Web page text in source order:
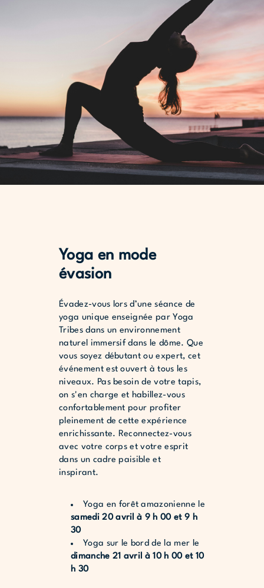
Yoga en mode
évasion
Évadez-vous lors d’une séance de
yoga unique enseignée par Yoga
Tribes dans un environnement
naturel immersif dans le dôme. Que
vous soyez débutant ou expert, cet
événement est ouvert à tous les
niveaux. Pas besoin de votre tapis,
on s'en charge et habillez-vous
confortablement pour profiter
pleinement de cette expérience
enrichissante. Reconnectez-vous
avec votre corps et votre esprit
dans un cadre paisible et
inspirant.
Yoga en forêt amazonienne le
samedi 20 avril à 9 h 00 et 9 h
30
Yoga sur le bord de la mer le
dimanche 21 avril à 10 h 00 et 10
h 30